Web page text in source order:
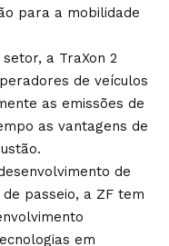
para a mobilidade
a TraXon 2
de veículos
as emissões de
as vantagens de
de
passeio, a ZF tem
em